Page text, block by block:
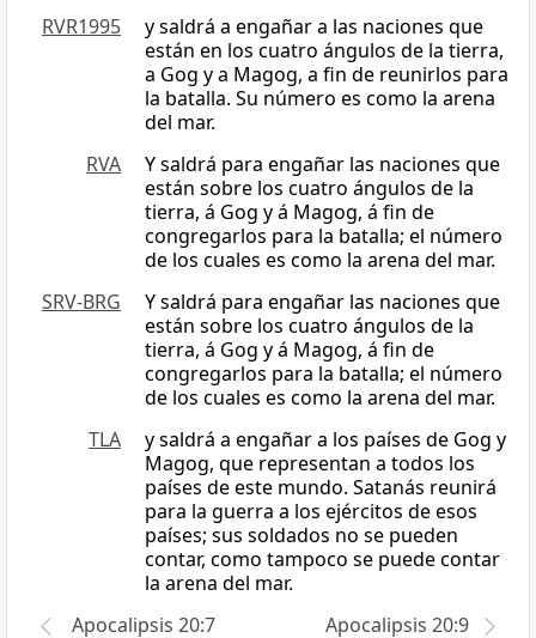
RVR1995
y saldrá a engañar a las naciones que
están en los cuatro ángulos de la tierra,
a Gog y a Magog, a fin de reunirlos para
la batalla. Su número es como la arena
del mar.
RVA
Y saldrá para engañar las naciones que
están sobre los cuatro ángulos de la
tierra, á Gog y á Magog, á fin de
congregarlos para la batalla; el número
de los cuales es como la arena del mar.
SRV-BRG
Y saldrá para engañar las naciones que
están sobre los cuatro ángulos de la
tierra, á Gog y á Magog, á fin de
congregarlos para la batalla; el número
de los cuales es como la arena del mar.
TLA
y saldrá a engañar a los países de Gog y
Magog, que representan a todos los
países de este mundo. Satanás reunirá
para la guerra a los ejércitos de esos
países; sus soldados no se pueden
contar, como tampoco se puede contar
la arena del mar.
Apocalipsis 20:7
Apocalipsis 20:9